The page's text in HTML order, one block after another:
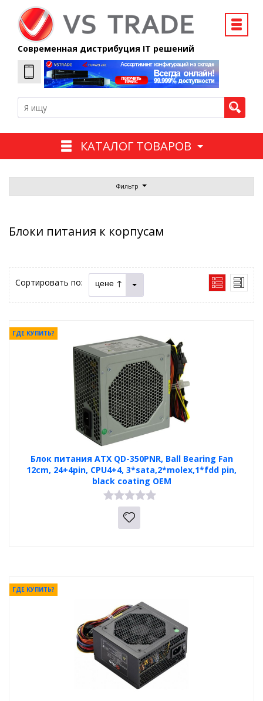
Современная дистрибуция IT решений
КАТАЛОГ ТОВАРОВ
Фильтр
Блоки питания к корпусам
Сортировать по: цене ↑
Блок питания ATX QD-350PNR, Ball Bearing Fan
12cm, 24+4pin, CPU4+4, 3*sata,2*molex,1*fdd pin,
black coating OEM
ГДЕ КУПИТЬ?
ГДЕ КУПИТЬ?